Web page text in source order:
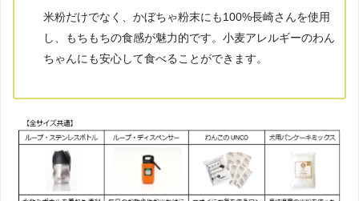
米粉だけでなく、かぼちゃ粉末にも100%長崎さんを使用
し、もちもちの食感が魅力的です。小麦アレルギーのわん
ちゃんにも安心して食べることができます。